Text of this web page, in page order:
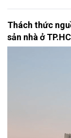
Thách thức
sản nhà ở